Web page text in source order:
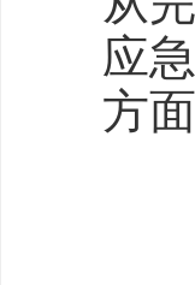
应
方
集
当